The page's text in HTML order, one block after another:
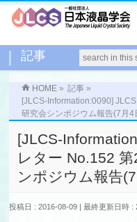
記事
HOME » 記事 »
[JLCS-Information:0090]
研究会シンポジウム報告(7月4
[JLCS-
レター No.152
ンポジウム報告
投稿日 : 2016-08-09 最終更新日時 :